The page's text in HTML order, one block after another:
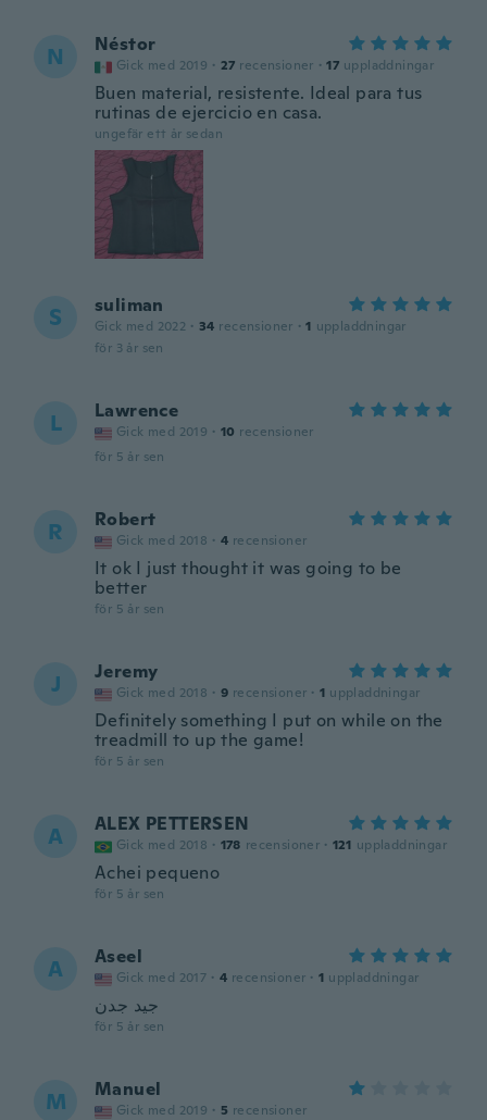
N Néstor
Gick med 2019 · 27 recensioner · 17 uppladdningar
Buen material, resistente. Ideal para tus
rutinas de ejercicio en casa.
ungefär ett år sedan
S suliman
Gick med 2022 · 34 recensioner · 1 uppladdningar
för 3 år sen
L Lawrence
Gick med 2019 · 10 recensioner
för 5 år sen
R Robert
Gick med 2018 · 4 recensioner
It ok I just thought it was going to be
better
för 5 år sen
J Jeremy
Gick med 2018 · 9 recensioner · 1 uppladdningar
Definitely something I put on while on the
treadmill to up the game!
för 5 år sen
A ALEX PETTERSEN
Gick med 2018 · 178 recensioner · 121 uppladdningar
Achei pequeno
för 5 år sen
A Aseel
Gick med 2017 · 4 recensioner · 1 uppladdningar
جيد جدن
för 5 år sen
M Manuel
Gick med 2019 · 5 recensioner